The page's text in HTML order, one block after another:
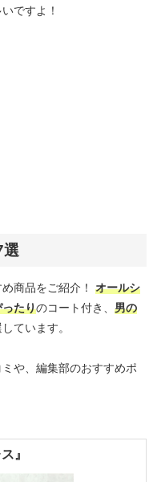
ですよ！
選
商品をご紹介！ オールシ
たりのコート付き、 男の
ています。
や、編集部のおすすめポ
』